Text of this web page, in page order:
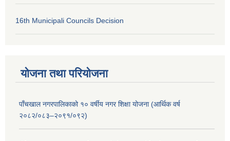
16th Municipali Councils Decision
योजना तथा परियोजना
पाँचखाल नगरपालिकाको १० वर्षीय नगर शिक्षा योजना (आर्थिक वर्ष
२०८२/०८३–२०९१/०९२)